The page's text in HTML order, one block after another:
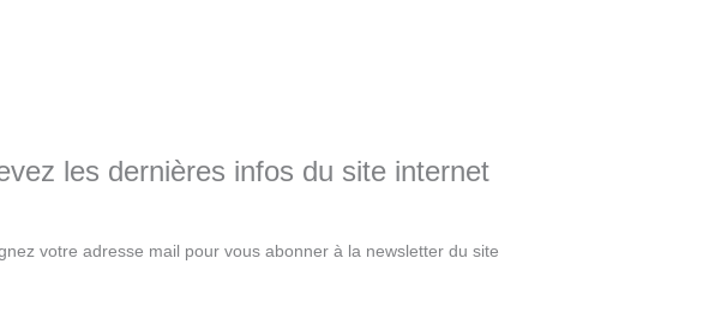
les dernières infos du site internet
votre adresse mail pour vous abonner à la newsletter du site